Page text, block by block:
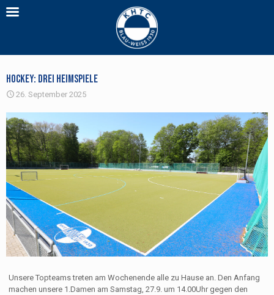
Hockey: Drei Heimspiele
26. September 2025
Unsere Topteams treten am Wochenende alle zu Hause an. Den Anfang
machen unsere 1.Damen am Samstag, 27.9. um 14.00Uhr gegen den